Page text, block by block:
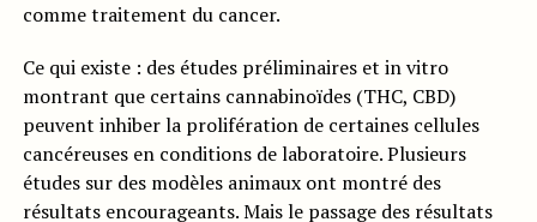
comme traitement du cancer.
Ce qui existe : des études préliminaires et in vitro
montrant que certains cannabinoïdes (THC, CBD)
peuvent inhiber la prolifération de certaines cellules
cancéreuses en conditions de laboratoire. Plusieurs
études sur des modèles animaux ont montré des
résultats encourageants. Mais le passage des résultats